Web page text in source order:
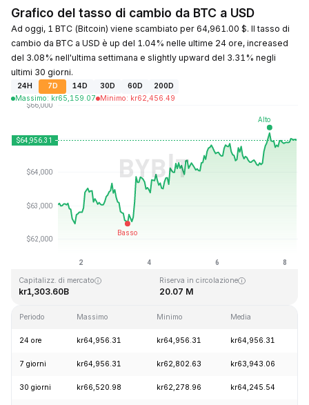
Grafico del tasso di cambio da BTC a USD
Ad oggi, 1 BTC (Bitcoin) viene scambiato per 64,961.00 $. Il tasso di
cambio da BTC a USD è up del 1.04% nelle ultime 24 ore, increased
del 3.08% nell'ultima settimana e slightly upward del 3.31% negli
ultimi 30 giorni.
24H 7D 14D 30D 60D
200D
Massimo: kr65,159.07 Minimo: kr62,456.49
Ultimo aggiornamento: 2026-08-08, 07:22 GMT+0
Capitalizz. di mercato
kr1,303.60B
Riserva in circolazione
20.07 M
Periodo Massimo Minimo Media
24 ore kr64,956.31 kr64,956.31 kr64,956.31
7 giorni kr64,956.31 kr62,802.63 kr63,943.06
30 giorni kr66,520.98 kr62,278.96 kr64,245.54